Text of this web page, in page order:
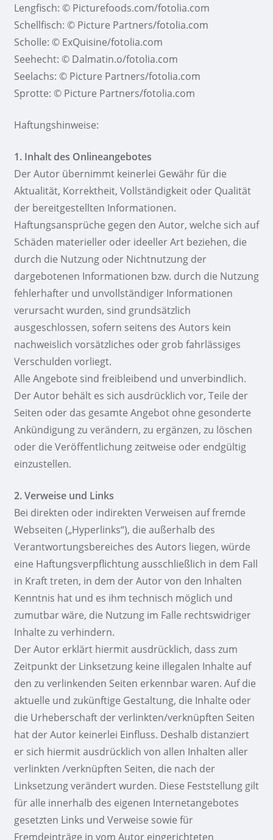
Lengfisch: © Picturefoods.com/fotolia.com
Schellfisch: © Picture Partners/fotolia.com
Scholle: © ExQuisine/fotolia.com
Seehecht: © Dalmatin.o/fotolia.com
Seelachs: © Picture Partners/fotolia.com
Sprotte: © Picture Partners/fotolia.com
Haftungshinweise:
1. Inhalt des Onlineangebotes
Der Autor übernimmt keinerlei Gewähr für die
Aktualität, Korrektheit, Vollständigkeit oder Qualität
der bereitgestellten Informationen.
Haftungsansprüche gegen den Autor, welche sich auf
Schäden materieller oder ideeller Art beziehen, die
durch die Nutzung oder Nichtnutzung der
dargebotenen Informationen bzw. durch die Nutzung
fehlerhafter und unvollständiger Informationen
verursacht wurden, sind grundsätzlich
ausgeschlossen, sofern seitens des Autors kein
nachweislich vorsätzliches oder grob fahrlässiges
Verschulden vorliegt.
Alle Angebote sind freibleibend und unverbindlich.
Der Autor behält es sich ausdrücklich vor, Teile der
Seiten oder das gesamte Angebot ohne gesonderte
Ankündigung zu verändern, zu ergänzen, zu löschen
oder die Veröffentlichung zeitweise oder endgültig
einzustellen.
2. Verweise und Links
Bei direkten oder indirekten Verweisen auf fremde
Webseiten („Hyperlinks“), die außerhalb des
Verantwortungsbereiches des Autors liegen, würde
eine Haftungsverpflichtung ausschließlich in dem Fall
in Kraft treten, in dem der Autor von den Inhalten
Kenntnis hat und es ihm technisch möglich und
zumutbar wäre, die Nutzung im Falle rechtswidriger
Inhalte zu verhindern.
Der Autor erklärt hiermit ausdrücklich, dass zum
Zeitpunkt der Linksetzung keine illegalen Inhalte auf
den zu verlinkenden Seiten erkennbar waren. Auf die
aktuelle und zukünftige Gestaltung, die Inhalte oder
die Urheberschaft der verlinkten/verknüpften Seiten
hat der Autor keinerlei Einfluss. Deshalb distanziert
er sich hiermit ausdrücklich von allen Inhalten aller
verlinkten /verknüpften Seiten, die nach der
Linksetzung verändert wurden. Diese Feststellung gilt
für alle innerhalb des eigenen Internetangebotes
gesetzten Links und Verweise sowie für
Fremdeinträge in vom Autor eingerichteten